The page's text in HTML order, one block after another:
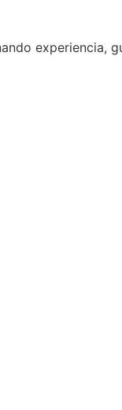
experiencia,